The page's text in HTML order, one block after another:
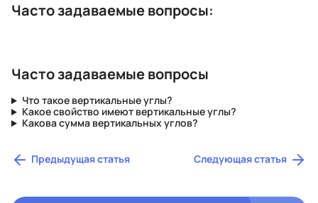
Часто задаваемые вопросы:
Часто задаваемые вопросы
Что такое вертикальные углы?
Какое свойство имеют вертикальные углы?
Какова сумма вертикальных углов?
Предыдущая статья Следующая статья